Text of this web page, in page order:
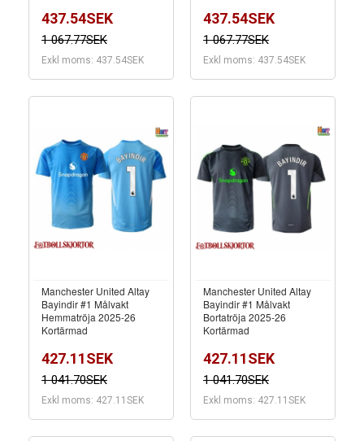
437.54SEK
1 067.77SEK
Exkl moms: 437.54SEK
437.54SEK
1 067.77SEK
Exkl moms: 437.54SEK
Manchester United Altay
Bayindir #1 Målvakt
Hemmatröja 2025-26
Kortärmad
427.11SEK
1 041.70SEK
Exkl moms: 427.11SEK
Manchester United Altay
Bayindir #1 Målvakt
Bortatröja 2025-26
Kortärmad
427.11SEK
1 041.70SEK
Exkl moms: 427.11SEK